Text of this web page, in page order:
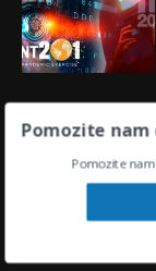
POPULARNE
Pomozite
Pomozite